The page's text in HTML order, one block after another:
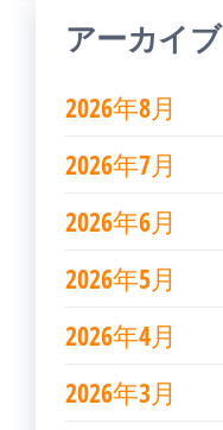
アーカイブ
2026年8月
2026年7月
2026年6月
2026年5月
2026年4月
2026年3月